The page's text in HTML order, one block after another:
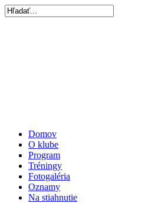
Domov
O klube
Program
Tréningy
Fotogaléria
Oznamy
Na stiahnutie